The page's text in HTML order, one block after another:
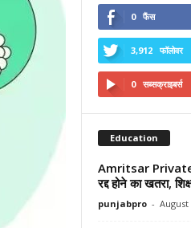
0 फैंस
3,912 फॉलोवर
0 सब्सक्राइबर्स
Education
Amritsar Private
रद्द होने का खतरा,
punjabpro - August